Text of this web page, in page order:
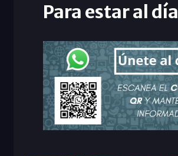
Para estar al día